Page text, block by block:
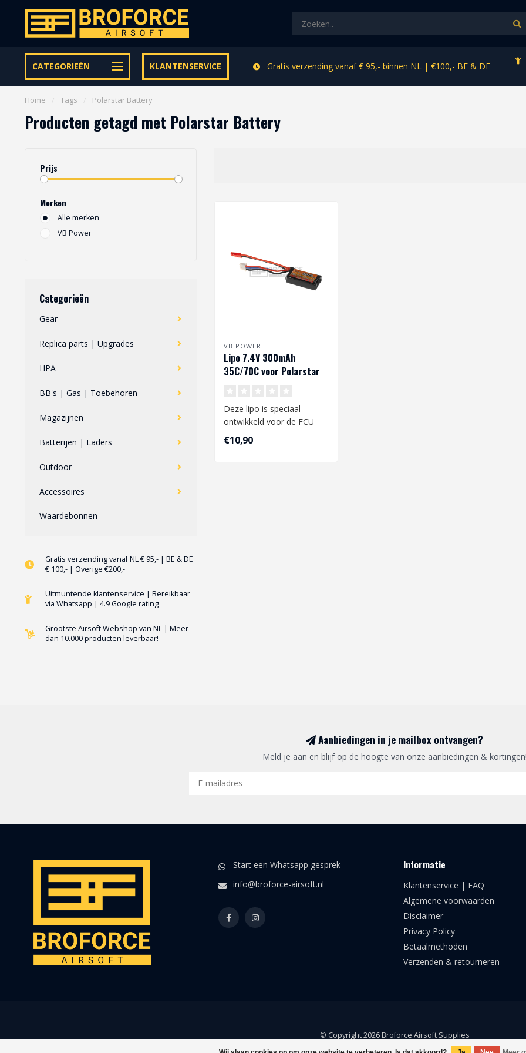
CATEGORIEËN KLANTENSERVICE
Let op onze speciale Facebook/Instagram aanbiedingen Gratis verzending vanaf € 95,- binnen NL | €100,- BE & DE
Home Tags Polarstar Battery
Producten getagd met Polarstar Battery
Prijs
Merken
Alle merken
VB Power
Categorieën
Gear
Replica parts | Upgrades
HPA
BB's | Gas | Toebehoren
Magazijnen
Batterijen | Laders
Outdoor
Accessoires
Waardebonnen
Gratis verzending vanaf NL € 95,- | BE & DE
€ 100,- | Overige €200,-
Uitmuntende klantenservice | Bereikbaar
via Whatsapp | 4.9 Google rating
Grootste Airsoft Webshop van NL | Meer
dan 10.000 producten leverbaar!
VB POWER
Lipo 7.4V 300mAh
35C/70C voor Polarstar
Deze lipo is speciaal
ontwikkeld voor de FCU
van je Polarstar HPA unit.
€10,90
Aanbiedingen in je mailbox ontvangen?
Meld je aan en blijf op de hoogte van onze aanbiedingen & kortingen!
Start een Whatsapp gesprek
info@broforce-airsoft.nl
Informatie
Klantenservice | FAQ
Algemene voorwaarden
Disclaimer
Privacy Policy
Betaalmethoden
Verzenden & retourneren
© Copyright 2026 Broforce Airsoft Supplies